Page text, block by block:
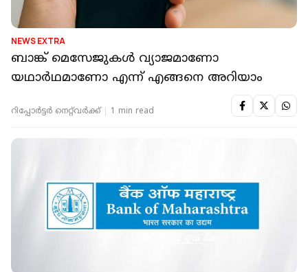
NEWS EXTRA
ബാങ്ക് മെസേജുകള്‍ വ്യാജമാണോ
യഥാര്‍ഥമാണോ എന്ന് എങ്ങനെ അറിയാം
റിപ്പോർട്ടർ നെറ്റ്‌വര്‍ക്ക്‌ 1 min read